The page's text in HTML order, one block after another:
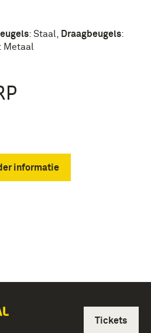
: Staal Draagbeugels:
: Metaal
informatie
Tickets